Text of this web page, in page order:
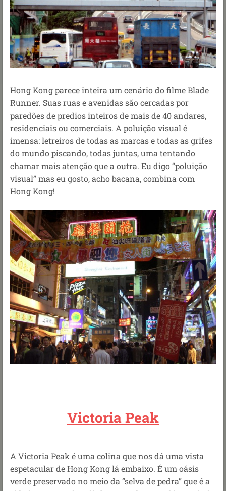
Hong Kong parece inteira um cenário do filme Blade
Runner. Suas ruas e avenidas são cercadas por
paredões de predios inteiros de mais de 40 andares,
residenciais ou comerciais. A poluição visual é
imensa: letreiros de todas as marcas e todas as grifes
do mundo piscando, todas juntas, uma tentando
chamar mais atenção que a outra. Eu digo “poluição
visual” mas eu gosto, acho bacana, combina com
Hong Kong!
Victoria Peak
A Victoria Peak é uma colina que nos dá uma vista
espetacular de Hong Kong lá embaixo. É um oásis
verde preservado no meio da “selva de pedra” que é a